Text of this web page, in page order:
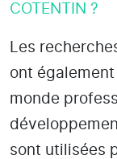
COTENTIN ?
Les
ont
monde
sont utilisées